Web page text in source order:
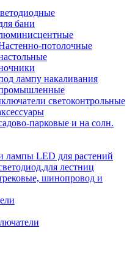
бани
потолочные
лампу накаливания
светоконтрольные
парковые и на солн.
лампы LED для растений
лестниц
шинопровод и